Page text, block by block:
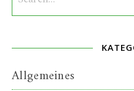
Allgemeines